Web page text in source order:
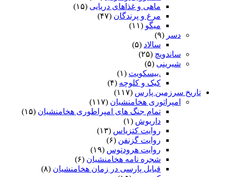
ماهی و غذاهای دریایی (۱۵)
مرغ و پرندگان (۴۷)
میگو (۱۱)
دسر (۹)
سالاد (۵)
ساندویچ (۲۵)
شیرینی (۵)
.بیسکویت (۱)
کیک و کلوچه (۴)
تاریخ سرزمین پارس (۱۱۷)
امپراتوری هخامنشیان (۱۱۷)
تمام جنگ های امپراطوری هخامنشیان (۱۵)
داریوش (۱)
روایت کتزیاس (۱۳)
روایت گزنفن (۶)
روایت هرودتوس (۱۹)
شجره نامه هخامنشیان (۶)
قبایل پارسی در زمان هخامنشیان (۸)